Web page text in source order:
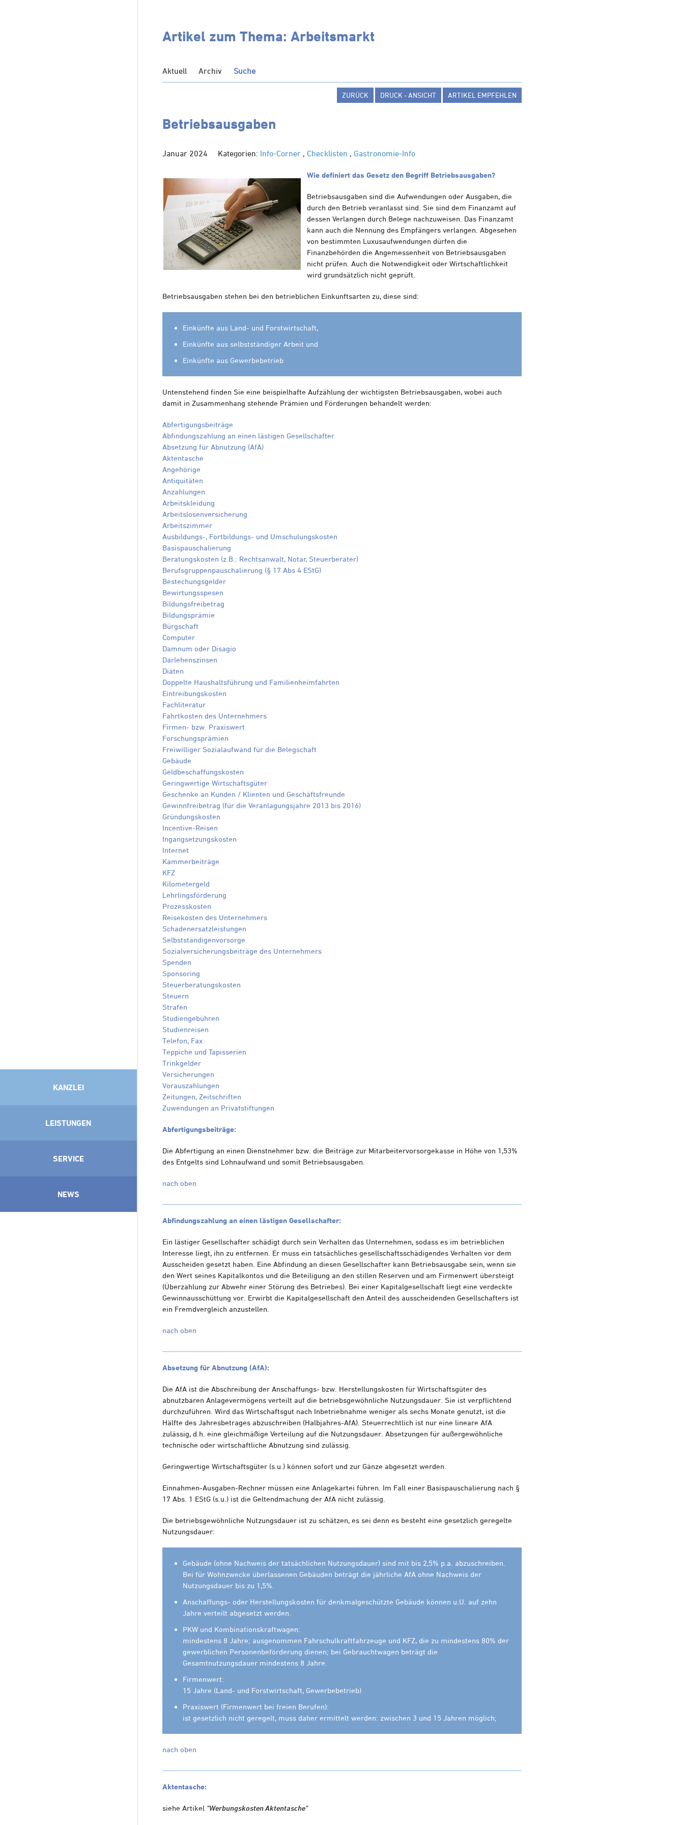
KANZLEI
LEISTUNGEN
SERVICE
NEWS
Artikel zum Thema: Arbeitsmarkt
Aktuell Archiv Suche
ZURÜCK DRUCK - ANSICHT ARTIKEL EMPFEHLEN
Betriebsausgaben
Januar 2024 Kategorien: Info-Corner , Checklisten , Gastronomie-Info
Wie definiert das Gesetz den Begriff Betriebsausgaben?
Betriebsausgaben sind die Aufwendungen oder Ausgaben, die
durch den Betrieb veranlasst sind. Sie sind dem Finanzamt auf
dessen Verlangen durch Belege nachzuweisen. Das Finanzamt
kann auch die Nennung des Empfängers verlangen. Abgesehen
von bestimmten Luxusaufwendungen dürfen die
Finanzbehörden die Angemessenheit von Betriebsausgaben
nicht prüfen. Auch die Notwendigkeit oder Wirtschaftlichkeit
wird grundsätzlich nicht geprüft.
Betriebsausgaben stehen bei den betrieblichen Einkunftsarten zu, diese sind:
Einkünfte aus Land- und Forstwirtschaft,
Einkünfte aus selbstständiger Arbeit und
Einkünfte aus Gewerbebetrieb
Untenstehend finden Sie eine beispielhafte Aufzählung der wichtigsten Betriebsausgaben, wobei auch
damit in Zusammenhang stehende Prämien und Förderungen behandelt werden:
Abfertigungsbeiträge
Abfindungszahlung an einen lästigen Gesellschafter
Absetzung für Abnutzung (AfA)
Aktentasche
Angehörige
Antiquitäten
Anzahlungen
Arbeitskleidung
Arbeitslosenversicherung
Arbeitszimmer
Ausbildungs-, Fortbildungs- und Umschulungskosten
Basispauschalierung
Beratungskosten (z.B.: Rechtsanwalt, Notar, Steuerberater)
Berufsgruppenpauschalierung (§ 17 Abs 4 EStG)
Bestechungsgelder
Bewirtungsspesen
Bildungsfreibetrag
Bildungsprämie
Bürgschaft
Computer
Damnum oder Disagio
Darlehenszinsen
Diäten
Doppelte Haushaltsführung und Familienheimfahrten
Eintreibungskosten
Fachliteratur
Fahrtkosten des Unternehmers
Firmen- bzw. Praxiswert
Forschungsprämien
Freiwilliger Sozialaufwand für die Belegschaft
Gebäude
Geldbeschaffungskosten
Geringwertige Wirtschaftsgüter
Geschenke an Kunden / Klienten und Geschäftsfreunde
Gewinnfreibetrag (für die Veranlagungsjahre 2013 bis 2016)
Gründungskosten
Incentive-Reisen
Ingangsetzungskosten
Internet
Kammerbeiträge
KFZ
Kilometergeld
Lehrlingsförderung
Prozesskosten
Reisekosten des Unternehmers
Schadenersatzleistungen
Selbstständigenvorsorge
Sozialversicherungsbeiträge des Unternehmers
Spenden
Sponsoring
Steuerberatungskosten
Steuern
Strafen
Studiengebühren
Studienreisen
Telefon, Fax
Teppiche und Tapisserien
Trinkgelder
Versicherungen
Vorauszahlungen
Zeitungen, Zeitschriften
Zuwendungen an Privatstiftungen
Abfertigungsbeiträge:
Die Abfertigung an einen Dienstnehmer bzw. die Beiträge zur Mitarbeitervorsorgekasse in Höhe von 1,53%
des Entgelts sind Lohnaufwand und somit Betriebsausgaben.
nach oben
Abfindungszahlung an einen lästigen Gesellschafter:
Ein lästiger Gesellschafter schädigt durch sein Verhalten das Unternehmen, sodass es im betrieblichen
Interesse liegt, ihn zu entfernen. Er muss ein tatsächliches gesellschaftsschädigendes Verhalten vor dem
Ausscheiden gesetzt haben. Eine Abfindung an diesen Gesellschafter kann Betriebsausgabe sein, wenn sie
den Wert seines Kapitalkontos und die Beteiligung an den stillen Reserven und am Firmenwert übersteigt
(Überzahlung zur Abwehr einer Störung des Betriebes). Bei einer Kapitalgesellschaft liegt eine verdeckte
Gewinnausschüttung vor. Erwirbt die Kapitalgesellschaft den Anteil des ausscheidenden Gesellschafters ist
ein Fremdvergleich anzustellen.
nach oben
Absetzung für Abnutzung (AfA):
Die AfA ist die Abschreibung der Anschaffungs- bzw. Herstellungskosten für Wirtschaftsgüter des
abnutzbaren Anlagevermögens verteilt auf die betriebsgewöhnliche Nutzungsdauer. Sie ist verpflichtend
durchzuführen. Wird das Wirtschaftsgut nach Inbetriebnahme weniger als sechs Monate genutzt, ist die
Hälfte des Jahresbetrages abzuschreiben (Halbjahres-AfA). Steuerrechtlich ist nur eine lineare AfA
zulässig, d.h. eine gleichmäßige Verteilung auf die Nutzungsdauer. Absetzungen für außergewöhnliche
technische oder wirtschaftliche Abnutzung sind zulässig.
Geringwertige Wirtschaftsgüter (s.u.) können sofort und zur Gänze abgesetzt werden.
Einnahmen-Ausgaben-Rechner müssen eine Anlagekartei führen. Im Fall einer Basispauschalierung nach §
17 Abs. 1 EStG (s.u.) ist die Geltendmachung der AfA nicht zulässig.
Die betriebsgewöhnliche Nutzungsdauer ist zu schätzen, es sei denn es besteht eine gesetzlich geregelte
Nutzungsdauer:
Gebäude (ohne Nachweis der tatsächlichen Nutzungsdauer) sind mit bis 2,5% p.a. abzuschreiben.
Bei für Wohnzwecke überlassenen Gebäuden beträgt die jährliche AfA ohne Nachweis der
Nutzungsdauer bis zu 1,5%.
Anschaffungs- oder Herstellungskosten für denkmalgeschützte Gebäude können u.U. auf zehn
Jahre verteilt abgesetzt werden.
PKW und Kombinationskraftwagen:
mindestens 8 Jahre; ausgenommen Fahrschulkraftfahrzeuge und KFZ, die zu mindestens 80% der
gewerblichen Personenbeförderung dienen; bei Gebrauchtwagen beträgt die
Gesamtnutzungsdauer mindestens 8 Jahre.
Firmenwert:
15 Jahre (Land- und Forstwirtschaft, Gewerbebetrieb)
Praxiswert (Firmenwert bei freien Berufen):
ist gesetzlich nicht geregelt, muss daher ermittelt werden: zwischen 3 und 15 Jahren möglich;
nach oben
Aktentasche:
siehe Artikel "Werbungskosten Aktentasche"